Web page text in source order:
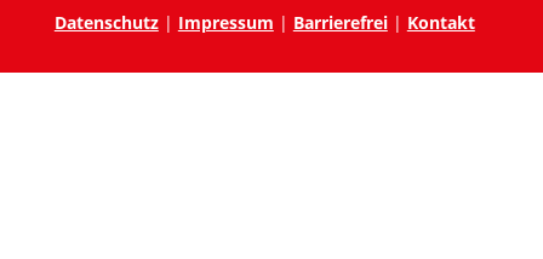
Datenschutz | Impressum | Barrierefrei| Kontakt